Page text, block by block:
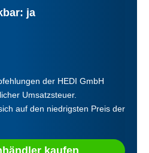
ja
der HEDI GmbH
Umsatzsteuer.
auf den niedrigsten Preis der
kaufen